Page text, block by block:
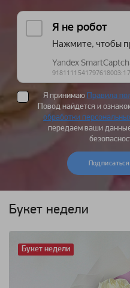
Я принимаю Правила
Повод найдется и
обработки
передаем ваши
Подписаться
Букет недели
Букет недели